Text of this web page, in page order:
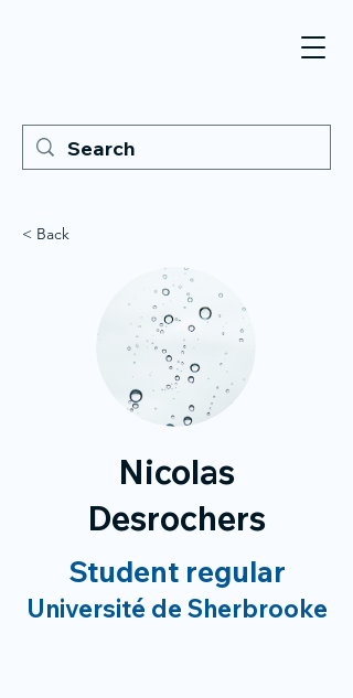
< Back
Nicolas
Desrochers
Student regular
Université de Sherbrooke